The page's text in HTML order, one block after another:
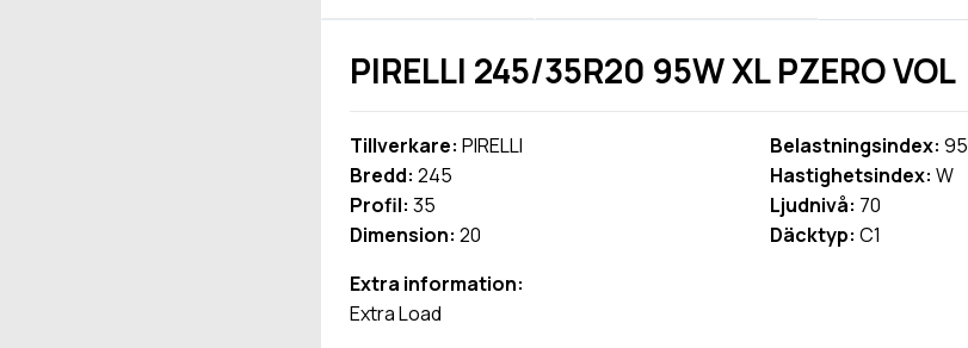
PIRELLI 245/35R20 95W XL PZERO VOL
Tillverkare: PIRELLI
Bredd: 245
Profil: 35
Dimension: 20
Belastningsindex: 95
Hastighetsindex: W
Ljudnivå: 70
Däcktyp: C1
Extra information:
Extra Load